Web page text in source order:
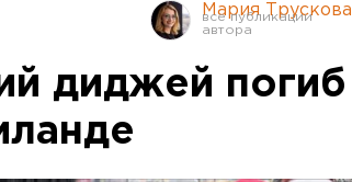
Мария Трускова
диджей погиб